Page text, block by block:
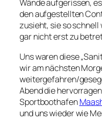
Wände aufgerissen,
den aufgestellten
zusieht, sie so
gar nicht erst zu
Uns waren diese
wir am nächsten
weitergefahren/
Abend die
Sportboothafen
und uns wieder wie